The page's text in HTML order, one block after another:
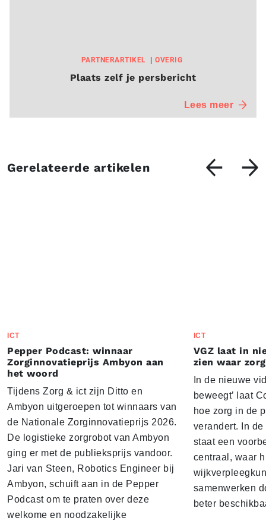
PARTNERARTIKEL OVERIG
Plaats zelf je persbericht
Lees meer
Gerelateerde artikelen
ICT
Pepper Podcast: winnaar
Zorginnovatieprijs Ambyon aan
het woord
Tijdens Zorg & ict zijn Ditto en
Ambyon uitgeroepen tot winnaars van
de Nationale Zorginnovatieprijs 2026.
De logistieke zorgrobot van Ambyon
ging er met de publieksprijs vandoor.
Jari van Steen, Robotics Engineer bij
Ambyon, schuift aan in de Pepper
Podcast om te praten over deze
welkome en noodzakelijke
ICT
VGZ laat in
zien waar
In de nieuwe
beweegt’ laat
hoe zorg in de
verandert. In
staat een
centraal, waar
samenwerken
beter